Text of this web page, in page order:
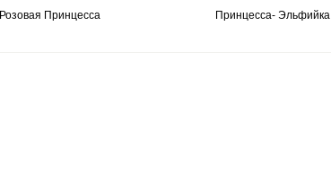
Розовая Принцесса Принцесса- Эльфийка